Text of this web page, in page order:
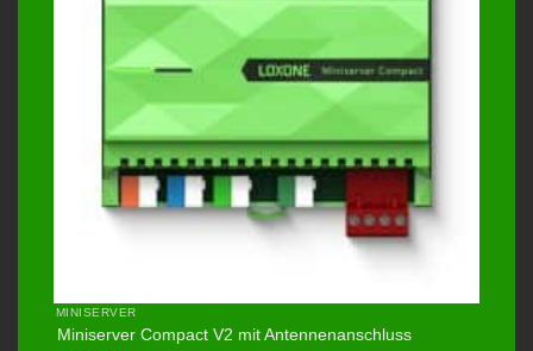
MINISERVER
Miniserver Compact V2 mit Antennenanschluss